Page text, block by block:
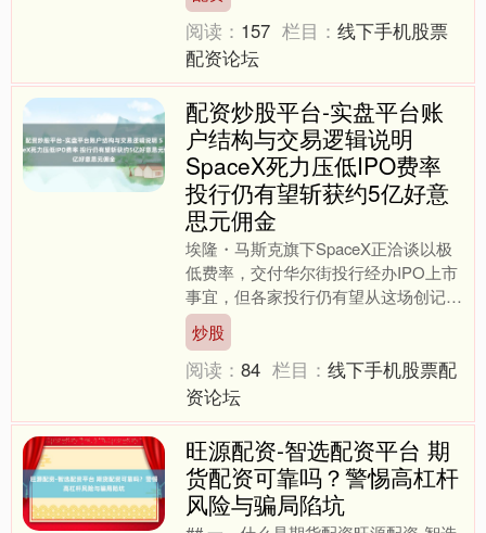
阅读： 157 栏目：线下手机股票
配资论坛
配资炒股平台-实盘平台账
户结构与交易逻辑说明
SpaceX死力压低IPO费率
投行仍有望斩获约5亿好意
思元佣金
埃隆・马斯克旗下SpaceX正洽谈以极
低费率，交付华尔街投行经办IPO上市
事宜，但各家投行仍有望从这场创记载
的首发募资中斩获约5亿好意思元佣
金。 据知情东说念主....
炒股
阅读：84 栏目：线下手机股票配
资论坛
旺源配资-智选配资平台 期
货配资可靠吗？警惕高杠杆
风险与骗局陷坑